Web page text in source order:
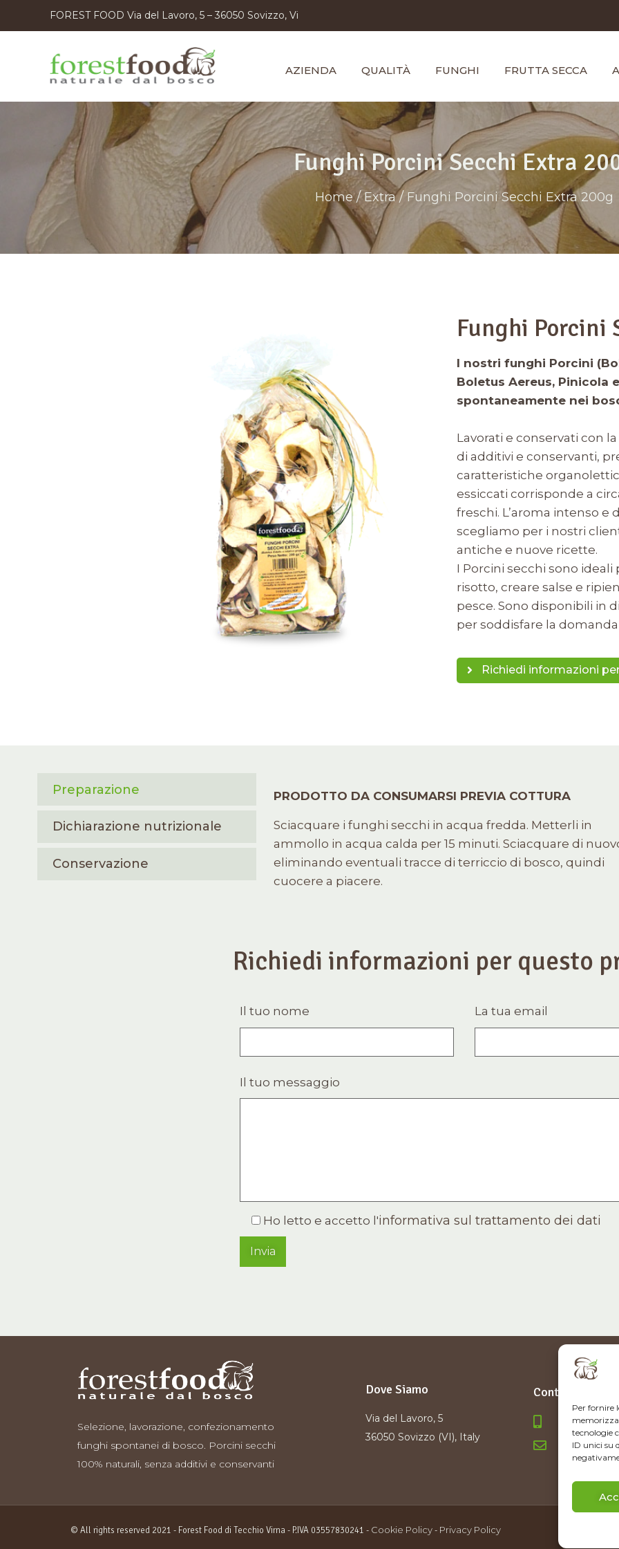
Per fornire
tecnologie
ID unici su
FOREST FOOD Via del Lavoro, 5 – 36050 Sovizzo, Vi
AZIENDA QUALITÀ FUNGHI FRUTTA SECCA
Funghi Porcini Secchi Extra
Home/Extra/ Funghi Porcini Secchi Extra 200g
Funghi Porcini
I nostri funghi Porcini
Boletus Aereus, Pinicola
spontaneamente nei
Lavorati e conservati con
di additivi e conservanti,
caratteristiche
essiccati corrisponde a
freschi. L’aroma intenso e
scegliamo per i nostri
antiche e nuove ricette.
I Porcini secchi sono ideali
risotto, creare salse e
pesce. Sono disponibili in
per soddisfare la
Richiedi informazioni
Preparazione
Dichiarazione nutrizionale
Conservazione
PRODOTTO DA CONSUMARSI PREVIA COTTURA
Sciacquare i funghi secchi in acqua fredda. Metterli in
ammollo in acqua calda per 15 minuti. Sciacquare di
eliminando eventuali tracce di terriccio di bosco, quindi
cuocere a piacere.
Richiedi informazioni per questo
Il tuo nome La tua email
Il tuo messaggio
Ho letto e accetto l'informativa sul trattamento dei dati
Selezione, lavorazione, confezionamento
funghi spontanei di bosco. Porcini secchi
100% naturali, senza additivi e conservanti
Dove Siamo
Via del Lavoro, 5
36050 Sovizzo (VI), Italy
Contatti
0444
© All rights reserved 2021 - Forest Food di Tecchio Virna - P.IVA 03557830241 - Cookie Policy- Privacy Policy